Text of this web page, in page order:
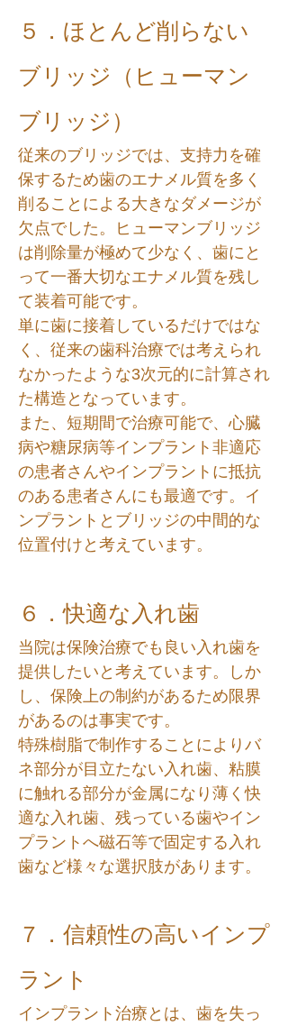
５．ほとんど削らない
ブリッジ（ヒューマン
ブリッジ）
従来のブリッジでは、支持力を確
保するため歯のエナメル質を多く
削ることによる大きなダメージが
欠点でした。ヒューマンブリッジ
は削除量が極めて少なく、歯にと
って一番大切なエナメル質を残し
て装着可能です。
単に歯に接着しているだけではな
く、従来の歯科治療では考えられ
なかったような3次元的に計算され
た構造となっています。
また、短期間で治療可能で、心臓
病や糖尿病等インプラント非適応
の患者さんやインプラントに抵抗
のある患者さんにも最適です。イ
ンプラントとブリッジの中間的な
位置付けと考えています。
６．快適な入れ歯
当院は保険治療でも良い入れ歯を
提供したいと考えています。しか
し、保険上の制約があるため限界
があるのは事実です。
特殊樹脂で制作することによりバ
ネ部分が目立たない入れ歯、粘膜
に触れる部分が金属になり薄く快
適な入れ歯、残っている歯やイン
プラントへ磁石等で固定する入れ
歯など様々な選択肢があります。
７．信頼性の高いインプ
ラント
インプラント治療とは、歯を失っ